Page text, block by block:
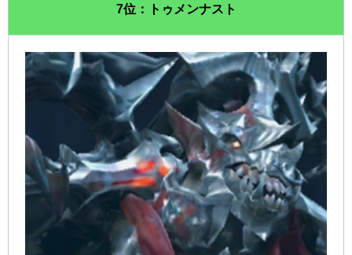
7位：トゥメンナスト